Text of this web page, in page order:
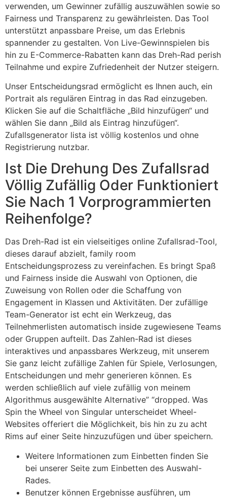
verwenden, um Gewinner zufällig auszuwählen sowie so
Fairness und Transparenz zu gewährleisten. Das Tool
unterstützt anpassbare Preise, um das Erlebnis
spannender zu gestalten. Von Live-Gewinnspielen bis
hin zu E-Commerce-Rabatten kann das Dreh-Rad perish
Teilnahme und expire Zufriedenheit der Nutzer steigern.
Unser Entscheidungsrad ermöglicht es Ihnen auch, ein
Portrait als regulären Eintrag in das Rad einzugeben.
Klicken Sie auf die Schaltfläche „Bild hinzufügen“ und
wählen Sie dann „Bild als Eintrag hinzufügen“.
Zufallsgenerator lista ist völlig kostenlos und ohne
Registrierung nutzbar.
Ist Die Drehung Des Zufallsrad
Völlig Zufällig Oder Funktioniert
Sie Nach 1 Vorprogrammierten
Reihenfolge?
Das Dreh-Rad ist ein vielseitiges online Zufallsrad-Tool,
dieses darauf abzielt, family room
Entscheidungsprozess zu vereinfachen. Es bringt Spaß
und Fairness inside die Auswahl von Optionen, die
Zuweisung von Rollen oder die Schaffung von
Engagement in Klassen und Aktivitäten. Der zufällige
Team-Generator ist echt ein Werkzeug, das
Teilnehmerlisten automatisch inside zugewiesene Teams
oder Gruppen aufteilt. Das Zahlen-Rad ist dieses
interaktives und anpassbares Werkzeug, mit unserem
Sie ganz leicht zufällige Zahlen für Spiele, Verlosungen,
Entscheidungen und mehr generieren können. Es
werden schließlich auf viele zufällig von meinem
Algorithmus ausgewählte Alternative” “dropped. Was
Spin the Wheel von Singular unterscheidet Wheel-
Websites offeriert die Möglichkeit, bis hin zu zu acht
Rims auf einer Seite hinzuzufügen und über speichern.
Weitere Informationen zum Einbetten finden Sie
bei unserer Seite zum Einbetten des Auswahl-
Rades.
Benutzer können Ergebnisse ausführen, um